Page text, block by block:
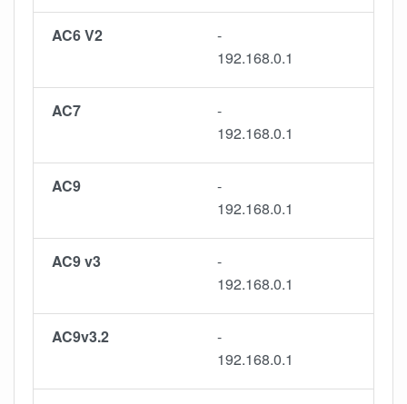
AC6 V2
-
192.168.0.1
AC7
-
192.168.0.1
AC9
-
192.168.0.1
AC9 v3
-
192.168.0.1
AC9v3.2
-
192.168.0.1